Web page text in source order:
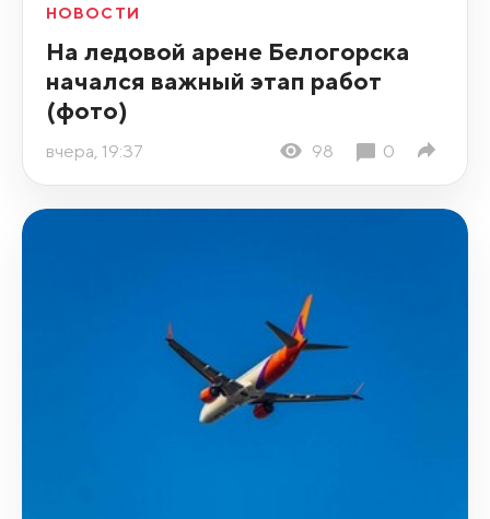
НОВОСТИ
На ледовой арене Белогорска
начался важный этап работ
(фото)
вчера, 19:37 98 0